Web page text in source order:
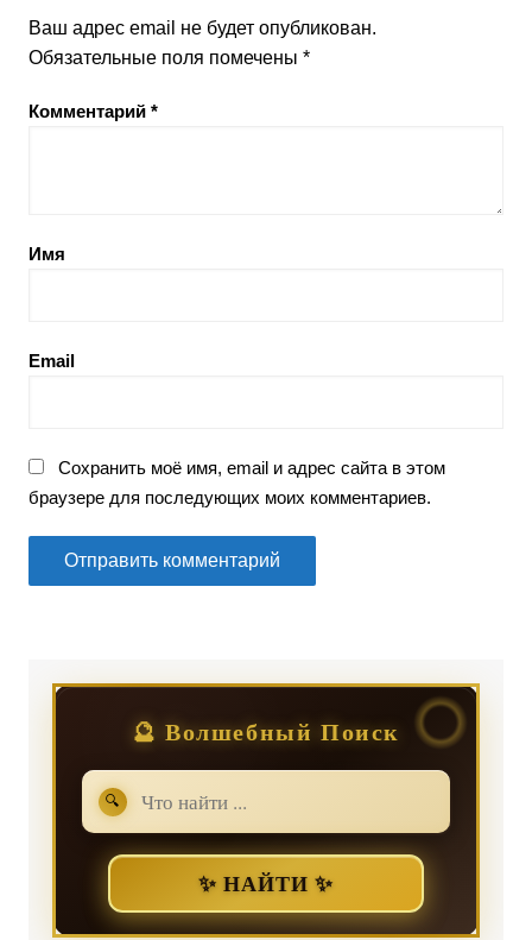
Ваш адрес email не будет опубликован.
Обязательные поля помечены *
Комментарий *
Имя
Email
Сохранить моё имя, email и адрес сайта в этом
браузере для последующих моих комментариев.
🔮 Волшебный Поиск
🔍
✨ НАЙТИ ✨